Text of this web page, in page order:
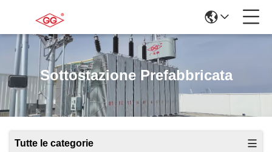
Sottostazione Prefabbricata
Tutte le categorie